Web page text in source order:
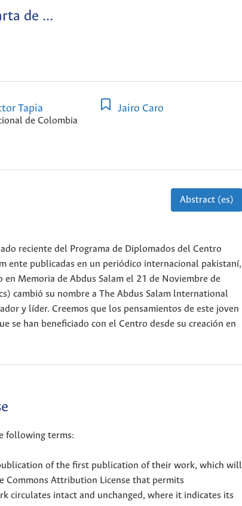
de ...
Tapia
de Colombia
Jairo Caro
Abstract (es)
reciente del Programa de Diplomados del Centro
ente publicadas en un periódico internacional pakistaní,
Memoria de Abdus Salam el 21 de Noviembre de
cambió su nombre a The Abdus Salam lnternational
y líder. Creemos que los pensamientos de este joven
se han beneficiado con el Centro desde su creación en
following terms:
of the first publication of their work, which will
Commons Attribution License that permits
circulates intact and unchanged, where it indicates its